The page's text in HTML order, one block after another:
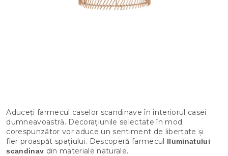
Aduceți farmecul caselor scandinave în interiorul casei
dumneavoastră. Decorațiunile selectate în mod
corespunzător vor aduce un sentiment de libertate și
fler proaspăt spațiului. Descoperă farmecul Iluminatului
scandinav din materiale naturale.